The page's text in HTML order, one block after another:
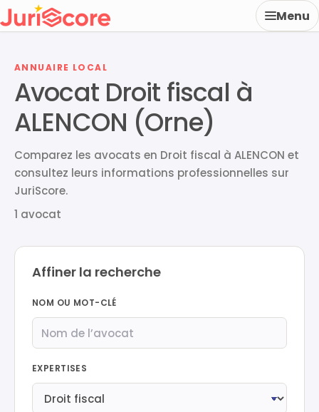
Menu
ANNUAIRE LOCAL
Avocat Droit fiscal à
ALENCON (Orne)
Comparez les avocats en Droit fiscal à ALENCON et
consultez leurs informations professionnelles sur
JuriScore.
1 avocat
Affiner la recherche
NOM OU MOT-CLÉ
EXPERTISES